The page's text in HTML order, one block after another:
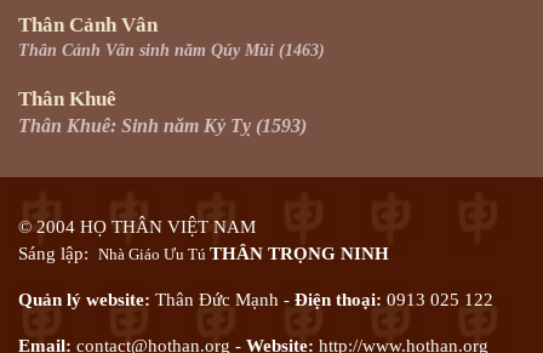
Thân Cảnh Vân
Thân Cảnh Vân sinh năm Qúy Mùi (1463)
Thân Khuê
Thân Khuê: Sinh năm Kỷ Tỵ (1593)
© 2004 HỌ THÂN VIỆT NAM
Sáng lập:
Nhà Giáo Ưu Tú THÂN TRỌNG NINH
Quản lý website: Thân Đức Mạnh - Điện thoại: 0913 025 122
Email: contact@hothan.org - Website: http://www.hothan.org